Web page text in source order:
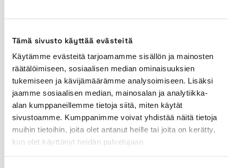
Tämä sivusto käyttää evästeitä
Käytämme evästeitä tarjoamamme sisällön ja mainosten
räätälöimiseen, sosiaalisen median ominaisuuksien
tukemiseen ja kävijämäärämme analysoimiseen. Lisäksi
jaamme sosiaalisen median, mainosalan ja analytiikka-
alan kumppaneillemme tietoja siitä, miten käytät
sivustoamme. Kumppanimme voivat yhdistää näitä tietoja
muihin tietoihin, joita olet antanut heille tai joita on kerätty,
kun olet käyttänyt heidän palvelujaan.
Vi etablerade ett dotterbolag i Litauen.
Vi byggde upp vårt eget rikstäckande
servicenätverk för personlyftar i Finland.
2006
Kranoperationer började också säljas som en